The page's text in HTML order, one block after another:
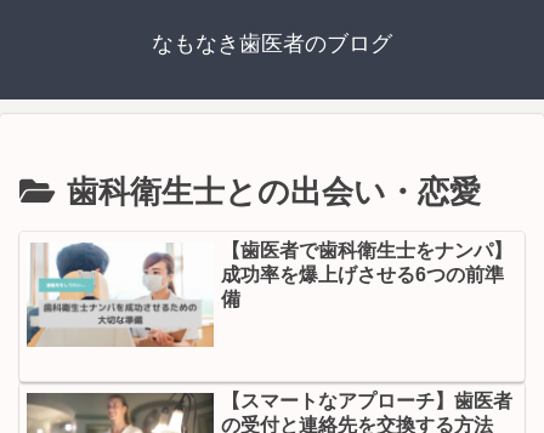
なもなき歯医者のブログ
歯科衛生士との出会い・恋愛
【歯医者で歯科衛生士をナンパ】
成功率を爆上げさせる6つの前準
備
【スマートなアプローチ】歯医者
の受付と連絡先を交換する方法